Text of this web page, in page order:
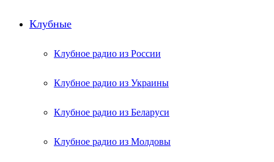
Клубные
Клубное радио из России
Клубное радио из Украины
Клубное радио из Беларуси
Клубное радио из Молдовы